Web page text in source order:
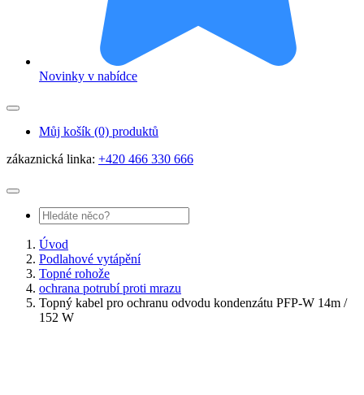
Novinky v nabídce
Můj košík (0) produktů
zákaznická linka: +420 466 330 666
Úvod
Podlahové vytápění
Topné rohože
ochrana potrubí proti mrazu
Topný kabel pro ochranu odvodu kondenzátu PFP-W 14m /
152 W